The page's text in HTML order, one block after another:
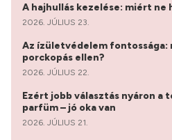
A hajhullás kezelése: miért ne
2026. JÚLIUS 23.
Az ízületvédelem
porckopás ellen?
2026. JÚLIUS 22.
Ezért jobb választás nyáron a
parfüm – jó oka van
2026. JÚLIUS 21.